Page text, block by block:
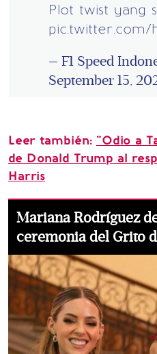
Plot twist yang
pic.twitter.com/
— F1 Speed
September 15,
Leer también: "Odio a
de Donald Trump al
Harris
Mariana Rodríguez
ceremonia del Grito